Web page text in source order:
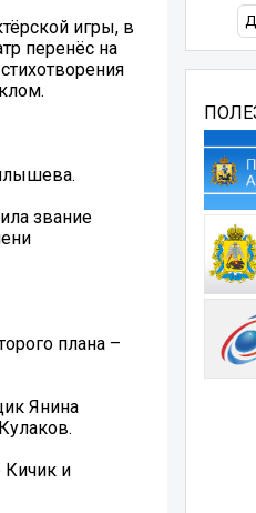
игры, в
перенёс на
звание
плана –
Янина
Кичик и